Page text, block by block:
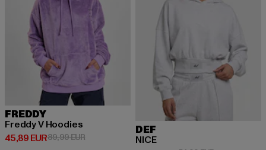
FREDDY
Freddy V Hoodies
45,89 EUR
Derzeitiger Preis: 45,89 EUR
89,99 EURAktionspreis: 89,99 EUR
DEF
NICE